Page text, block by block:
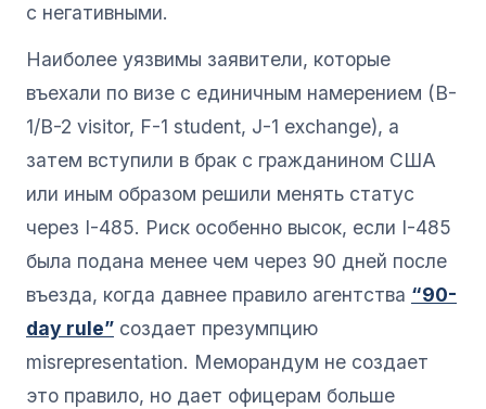
с негативными.
Наиболее уязвимы заявители, которые
въехали по визе с единичным намерением (B-
1/B-2 visitor, F-1 student, J-1 exchange), а
затем вступили в брак с гражданином США
или иным образом решили менять статус
через I-485. Риск особенно высок, если I-485
была подана менее чем через 90 дней после
въезда, когда давнее правило агентства “90-
day rule” создает презумпцию
misrepresentation. Меморандум не создает
это правило, но дает офицерам больше